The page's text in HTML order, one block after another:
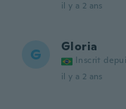
il y a 2 ans
G Gloria
Inscrit
il y a 2 ans